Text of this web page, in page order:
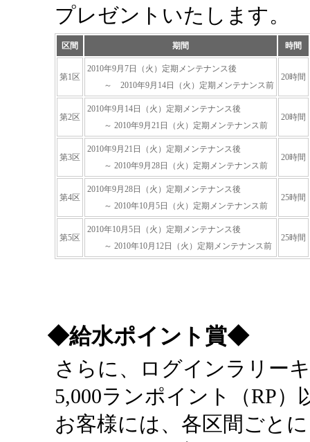
プレゼントいたします。
区間 期間 時間
第1区
2010年9月7日（火）定期メンテナンス後
～ 2010年9月14日（火）定期メンテナンス前
20時間
第2区
2010年9月14日（火）定期メンテナンス後
～ 2010年9月21日（火）定期メンテナンス前
20時間
第3区
2010年9月21日（火）定期メンテナンス後
～ 2010年9月28日（火）定期メンテナンス前
20時間
第4区
2010年9月28日（火）定期メンテナンス後
～ 2010年10月5日（火）定期メンテナンス前
25時間
第5区
2010年10月5日（火）定期メンテナンス後
～ 2010年10月12日（火）定期メンテナンス前
25時間
◆給水ポイント賞◆
さらに、ログインラリー
5,000ランポイント（RP
お客様には、各区間ごと